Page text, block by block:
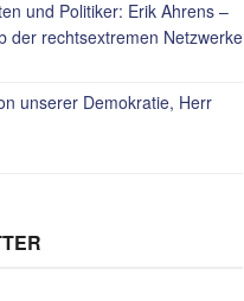
und Politiker: Erik Ahrens –
der rechtsextremen Netzwerke
unserer Demokratie, Herr